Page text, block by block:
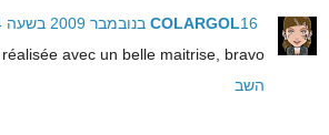
COLARGOL16 בנובמבר 2009 בשעה 14:44
avec un belle maitrise, bravo
השב